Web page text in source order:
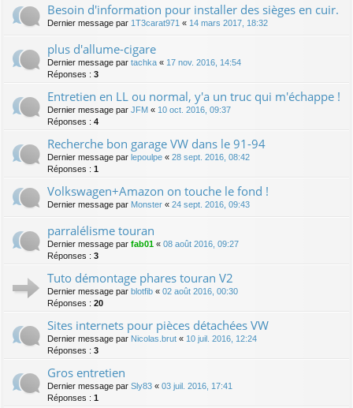
Besoin d'information pour installer des sièges en cuir.
Dernier message par 1T3carat971 « 14 mars 2017, 18:32
plus d'allume-cigare
Dernier message par tachka « 17 nov. 2016, 14:54
Réponses : 3
Entretien en LL ou normal, y'a un truc qui m'échappe !
Dernier message par JFM « 10 oct. 2016, 09:37
Réponses : 4
Recherche bon garage VW dans le 91-94
Dernier message par lepoulpe « 28 sept. 2016, 08:42
Réponses : 1
Volkswagen+Amazon on touche le fond !
Dernier message par Monster « 24 sept. 2016, 09:43
parralélisme touran
Dernier message par fab01 « 08 août 2016, 09:27
Réponses : 3
Tuto démontage phares touran V2
Dernier message par blotfib « 02 août 2016, 00:30
Réponses : 20
Sites internets pour pièces détachées VW
Dernier message par Nicolas.brut « 10 juil. 2016, 12:24
Réponses : 3
Gros entretien
Dernier message par Sly83 « 03 juil. 2016, 17:41
Réponses : 1